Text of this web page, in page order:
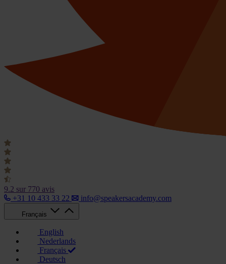
9.2 sur 770 avis
+31 10 433 33 22
info@speakersacademy.com
Français
English
Nederlands
Français
Deutsch